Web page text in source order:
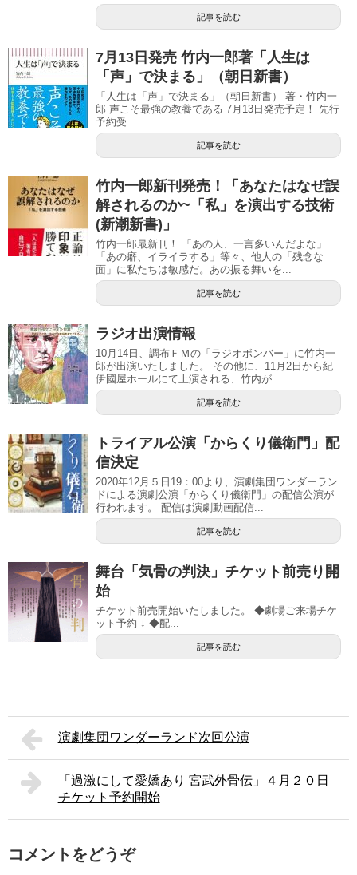
記事を読む
7月13日発売 竹内一郎著「人生は
「声」で決まる」（朝日新書）
「人生は「声」で決まる」（朝日新書） 著・竹内一
郎 声こそ最強の教養である 7月13日発売予定！ 先行
予約受...
記事を読む
竹内一郎新刊発売！「あなたはなぜ誤
解されるのか~「私」を演出する技術
(新潮新書)」
竹内一郎最新刊！ 「あの人、一言多いんだよな」
「あの癖、イライラする」等々、他人の「残念な
面」に私たちは敏感だ。あの振る舞いを...
記事を読む
ラジオ出演情報
10月14日、調布ＦＭの「ラジオボンバー」に竹内一
郎が出演いたしました。 その他に、11月2日から紀
伊國屋ホールにて上演される、竹内が...
記事を読む
トライアル公演「からくり儀衛門」配
信決定
2020年12月５日19：00より、演劇集団ワンダーラン
ドによる演劇公演「からくり儀衛門」の配信公演が
行われます。 配信は演劇動画配信...
記事を読む
舞台「気骨の判決」チケット前売り開
始
チケット前売開始いたしました。 ◆劇場ご来場チケ
ット予約 ↓ ◆配...
記事を読む
演劇集団ワンダーランド次回公演
「過激にして愛嬌あり 宮武外骨伝」４月２０日
チケット予約開始
コメントをどうぞ